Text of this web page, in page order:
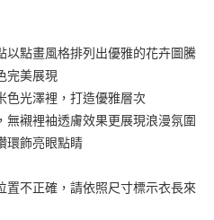
台北富邦商業銀行
兆豐國際商業銀行
台中商業銀行
華泰商業銀行
遠東國際商業銀行
永豐商業銀行
中國信託商業銀行
才付款」的支付方式。 讓您購物簡單
不需儲值。
以點畫風格排列出優雅的花卉圖騰
完美展現
色光澤裡，打造優雅層次
無襯裡袖透膚效果更展現浪漫氛圍
環飾亮眼點睛
置不正確，請依照尺寸標示衣長來